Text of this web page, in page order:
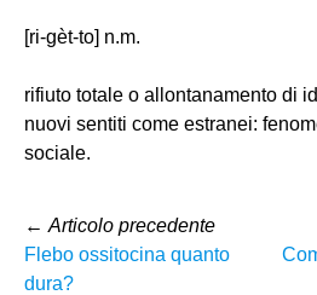
[ri-gèt-to] n.m.
rifiuto totale o allontanamento di
nuovi sentiti come estranei:
sociale.
← Articolo precedente
Flebo ossitocina quanto
dura?